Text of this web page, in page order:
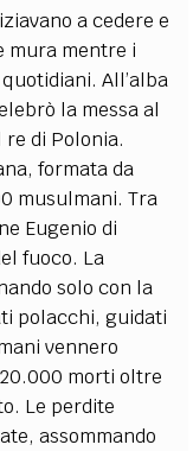
a cedere e
mura mentre i
All’alba
la messa al
di Polonia.
formata da
musulmani. Tra
Eugenio di
fuoco. La
solo con la
polacchi, guidati
vennero
morti oltre
Le perdite
assommando